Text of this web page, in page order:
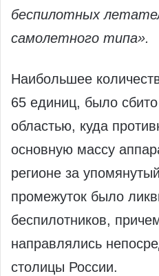
беспилотных
самолетного типа».
Наибольшее
65 единиц, было
областью, куда
основную массу
регионе за
промежуток было
беспилотников,
направлялись
столицы России.